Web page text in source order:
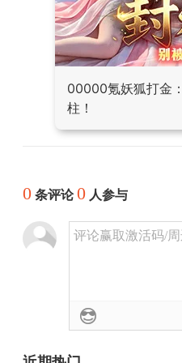
00000氪妖狐打金
柱！
0 条评论0 人参与
评论赢取激活码/